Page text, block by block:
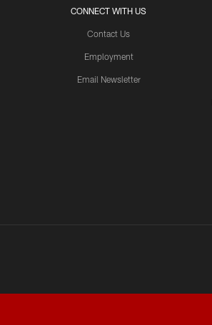
CONNECT WITH US
Contact Us
Employment
Email Newsletter